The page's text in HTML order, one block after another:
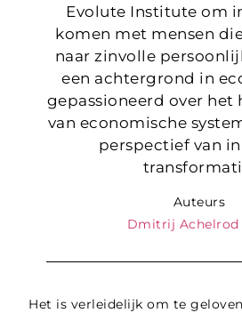
Evolute Institute om
komen met mensen
naar zinvolle
een achtergrond in
gepassioneerd over het
van economische
perspectief van
Auteurs
Dmitrij Achelrod
Het is verleidelijk om te